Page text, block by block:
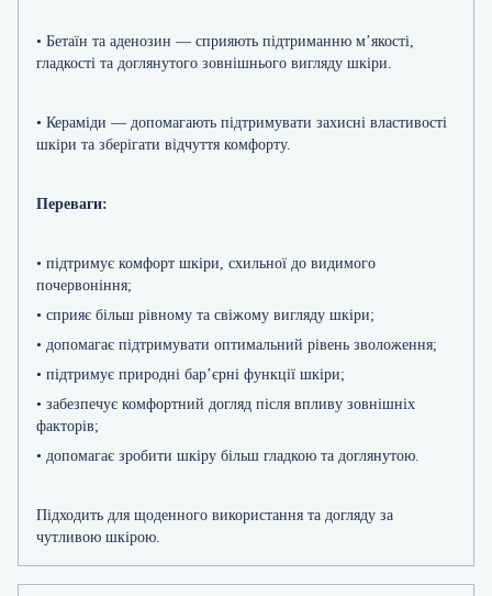
• Бетаїн та аденозин — сприяють підтриманню м’якості,
гладкості та доглянутого зовнішнього вигляду шкіри.
• Кераміди — допомагають підтримувати захисні властивості
шкіри та зберігати відчуття комфорту.
Переваги:
• підтримує комфорт шкіри, схильної до видимого
почервоніння;
• сприяє більш рівному та свіжому вигляду шкіри;
• допомагає підтримувати оптимальний рівень зволоження;
• підтримує природні бар’єрні функції шкіри;
• забезпечує комфортний догляд після впливу зовнішніх
факторів;
• допомагає зробити шкіру більш гладкою та доглянутою.
Підходить для щоденного використання та догляду за
чутливою шкірою.